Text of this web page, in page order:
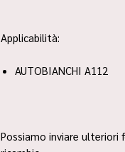
Applicabilità:
AUTOBIANCHI A112
Possiamo inviare ulteriori